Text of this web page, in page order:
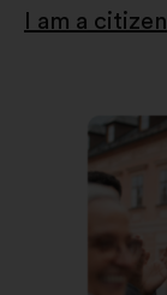
I am a citizen